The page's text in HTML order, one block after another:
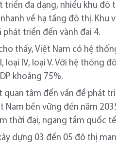
đa dạng, nhiều khu đô
về hạ tầng đô thị. Khu
triển đến vành đai 4.
thấy, Việt Nam có hệ
loại IV, loại V. Với hệ
khoảng 75%.
quan tâm đến vấn đề
Nam bền vững đến năm
thời đại, ngang tầm quốc
dựng 03 đến 05 đô thị